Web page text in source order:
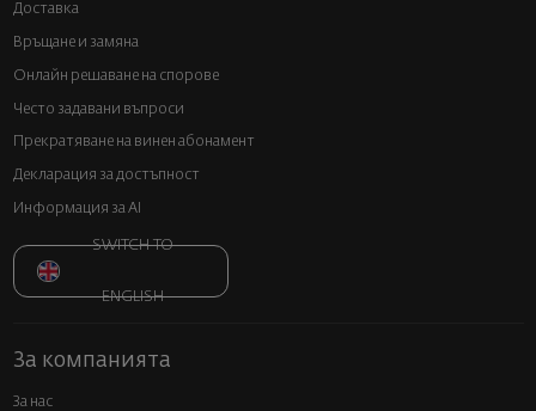
Доставка
Връщане и замяна
Онлайн решаване на спорове
Често задавани въпроси
Прекратяване на винен абонамент
Декларация за достъпност
Информация за AI
SWITCH TO
ENGLISH
За компанията
За нас